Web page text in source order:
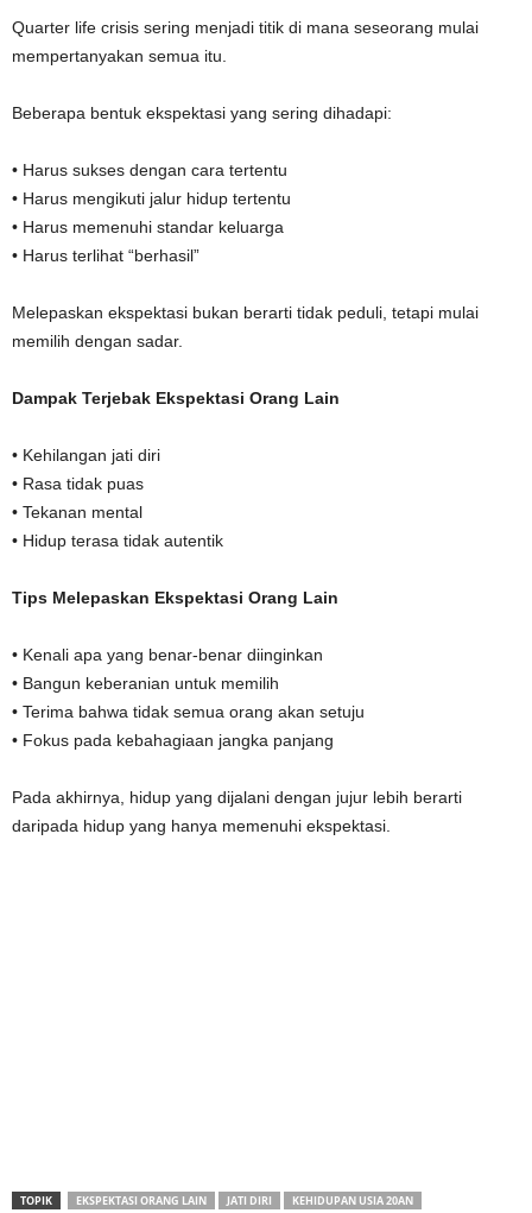
Quarter life crisis sering menjadi titik di mana seseorang mulai
mempertanyakan semua itu.
Beberapa bentuk ekspektasi yang sering dihadapi:
• Harus sukses dengan cara tertentu
• Harus mengikuti jalur hidup tertentu
• Harus memenuhi standar keluarga
• Harus terlihat “berhasil”
Melepaskan ekspektasi bukan berarti tidak peduli, tetapi mulai
memilih dengan sadar.
Dampak Terjebak Ekspektasi Orang Lain
• Kehilangan jati diri
• Rasa tidak puas
• Tekanan mental
• Hidup terasa tidak autentik
Tips Melepaskan Ekspektasi Orang Lain
• Kenali apa yang benar-benar diinginkan
• Bangun keberanian untuk memilih
• Terima bahwa tidak semua orang akan setuju
• Fokus pada kebahagiaan jangka panjang
Pada akhirnya, hidup yang dijalani dengan jujur lebih berarti
daripada hidup yang hanya memenuhi ekspektasi.
TOPIK EKSPEKTASI ORANG LAIN JATI DIRI KEHIDUPAN USIA 20AN